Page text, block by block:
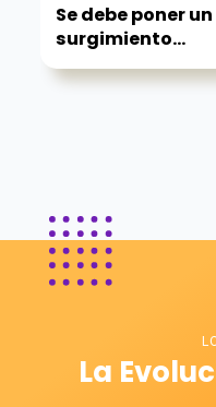
Se debe poner
surgimiento...
La